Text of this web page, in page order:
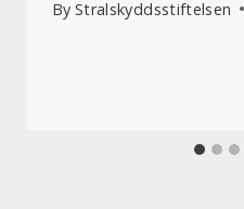
By Stralskyddsstiftelsen